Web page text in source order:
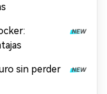
sin perder